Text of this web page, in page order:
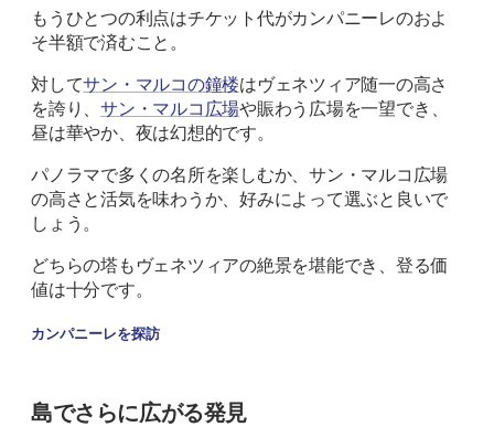
もうひとつの利点はチケット代がカンパニーレのおよ
そ半額で済むこと。
対してサン・マルコの鐘楼はヴェネツィア随一の高さ
を誇り、サン・マルコ広場や賑わう広場を一望でき、
昼は華やか、夜は幻想的です。
パノラマで多くの名所を楽しむか、サン・マルコ広場
の高さと活気を味わうか、好みによって選ぶと良いで
しょう。
どちらの塔もヴェネツィアの絶景を堪能でき、登る価
値は十分です。
カンパニーレを探訪
島でさらに広がる発見